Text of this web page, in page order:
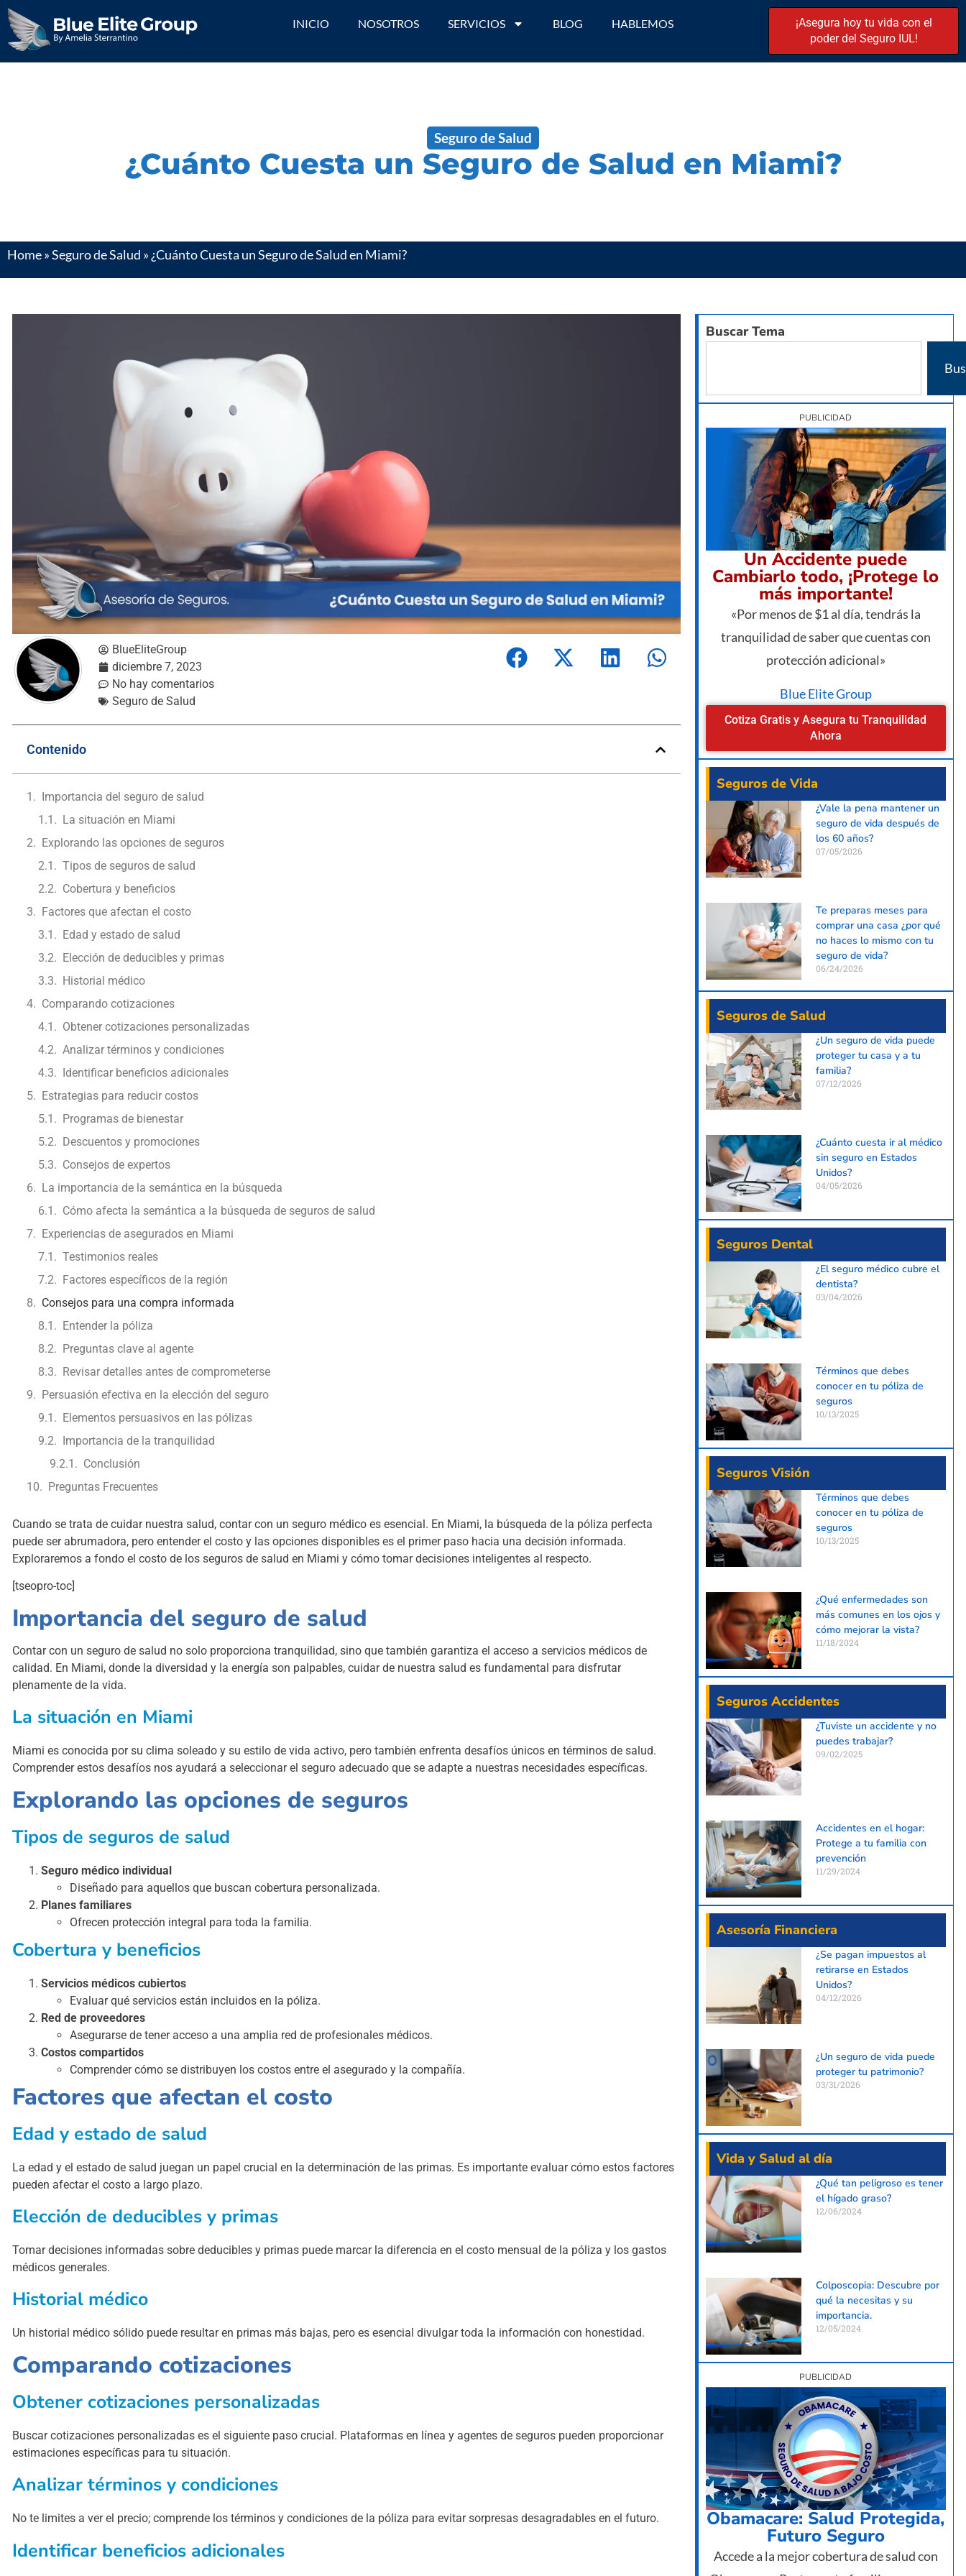
INICIO NOSOTROS SERVICIOS BLOG HABLEMOS
¡Asegura hoy tu vida con el
poder del Seguro IUL!
Seguro de Salud
¿Cuánto Cuesta un Seguro de Salud en Miami?
Home»Seguro de Salud » ¿Cuánto Cuesta un Seguro de Salud en Miami?
BlueEliteGroup
diciembre 7, 2023
No hay comentarios
Seguro de Salud
Contenido
Importancia del seguro de salud
La situación en Miami
Explorando las opciones de seguros
Tipos de seguros de salud
Cobertura y beneficios
Factores que afectan el costo
Edad y estado de salud
Elección de deducibles y primas
Historial médico
Comparando cotizaciones
Obtener cotizaciones personalizadas
Analizar términos y condiciones
Identificar beneficios adicionales
Estrategias para reducir costos
Programas de bienestar
Descuentos y promociones
Consejos de expertos
La importancia de la semántica en la búsqueda
Cómo afecta la semántica a la búsqueda de seguros de salud
Experiencias de asegurados en Miami
Testimonios reales
Factores específicos de la región
Consejos para una compra informada
Entender la póliza
Preguntas clave al agente
Revisar detalles antes de comprometerse
Persuasión efectiva en la elección del seguro
Elementos persuasivos en las pólizas
Importancia de la tranquilidad
Conclusión
Preguntas Frecuentes
Cuando se trata de cuidar nuestra salud, contar con un seguro médico es esencial. En Miami, la búsqueda de la póliza perfecta
puede ser abrumadora, pero entender el costo y las opciones disponibles es el primer paso hacia una decisión informada.
Exploraremos a fondo el costo de los seguros de salud en Miami y cómo tomar decisiones inteligentes al respecto.
[tseopro-toc]
Importancia del seguro de salud
Contar con un seguro de salud no solo proporciona tranquilidad, sino que también garantiza el acceso a servicios médicos de
calidad. En Miami, donde la diversidad y la energía son palpables, cuidar de nuestra salud es fundamental para disfrutar
plenamente de la vida.
La situación en Miami
Miami es conocida por su clima soleado y su estilo de vida activo, pero también enfrenta desafíos únicos en términos de salud.
Comprender estos desafíos nos ayudará a seleccionar el seguro adecuado que se adapte a nuestras necesidades específicas.
Explorando las opciones de seguros
Tipos de seguros de salud
Seguro médico individual
Diseñado para aquellos que buscan cobertura personalizada.
Planes familiares
Ofrecen protección integral para toda la familia.
Cobertura y beneficios
Servicios médicos cubiertos
Evaluar qué servicios están incluidos en la póliza.
Red de proveedores
Asegurarse de tener acceso a una amplia red de profesionales médicos.
Costos compartidos
Comprender cómo se distribuyen los costos entre el asegurado y la compañía.
Factores que afectan el costo
Edad y estado de salud
La edad y el estado de salud juegan un papel crucial en la determinación de las primas. Es importante evaluar cómo estos factores
pueden afectar el costo a largo plazo.
Elección de deducibles y primas
Tomar decisiones informadas sobre deducibles y primas puede marcar la diferencia en el costo mensual de la póliza y los gastos
médicos generales.
Historial médico
Un historial médico sólido puede resultar en primas más bajas, pero es esencial divulgar toda la información con honestidad.
Comparando cotizaciones
Obtener cotizaciones personalizadas
Buscar cotizaciones personalizadas es el siguiente paso crucial. Plataformas en línea y agentes de seguros pueden proporcionar
estimaciones específicas para tu situación.
Analizar términos y condiciones
No te limites a ver el precio; comprende los términos y condiciones de la póliza para evitar sorpresas desagradables en el futuro.
Identificar beneficios adicionales
Buscar Tema
PUBLICIDAD
Un Accidente puede
Cambiarlo todo, ¡Protege lo
más importante!
«Por menos de $1 al día, tendrás la
tranquilidad de saber que cuentas con
protección adicional»
Blue Elite Group
Cotiza Gratis y Asegura tu Tranquilidad
Ahora
Seguros de Vida
¿Vale la pena mantener un
seguro de vida después de
los 60 años?
07/05/2026
Te preparas meses para
comprar una casa ¿por qué
no haces lo mismo con tu
seguro de vida?
06/24/2026
Seguros de Salud
¿Un seguro de vida puede
proteger tu casa y a tu
familia?
07/12/2026
¿Cuánto cuesta ir al médico
sin seguro en Estados
Unidos?
04/05/2026
Seguros Dental
¿El seguro médico cubre el
dentista?
03/04/2026
Términos que debes
conocer en tu póliza de
seguros
10/13/2025
Seguros Visión
Términos que debes
conocer en tu póliza de
seguros
10/13/2025
¿Qué enfermedades son
más comunes en los ojos y
cómo mejorar la vista?
11/18/2024
Seguros Accidentes
¿Tuviste un accidente y no
puedes trabajar?
09/02/2025
Accidentes en el hogar:
Protege a tu familia con
prevención
11/29/2024
Asesoría Financiera
¿Se pagan impuestos al
retirarse en Estados
Unidos?
04/12/2026
¿Un seguro de vida puede
proteger tu patrimonio?
03/31/2026
Vida y Salud al día
¿Qué tan peligroso es tener
el hígado graso?
12/06/2024
Colposcopia: Descubre por
qué la necesitas y su
importancia.
12/05/2024
PUBLICIDAD
Obamacare: Salud Protegida,
Futuro Seguro
Accede a la mejor cobertura de salud con